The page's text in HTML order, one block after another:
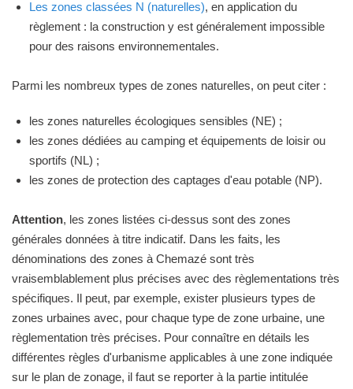
Les zones classées N (naturelles), en application du
règlement : la construction y est généralement impossible
pour des raisons environnementales.
Parmi les nombreux types de zones naturelles, on peut citer :
les zones naturelles écologiques sensibles (NE) ;
les zones dédiées au camping et équipements de loisir ou
sportifs (NL) ;
les zones de protection des captages d'eau potable (NP).
Attention, les zones listées ci-dessus sont des zones
générales données à titre indicatif. Dans les faits, les
dénominations des zones à Chemazé sont très
vraisemblablement plus précises avec des règlementations très
spécifiques. Il peut, par exemple, exister plusieurs types de
zones urbaines avec, pour chaque type de zone urbaine, une
règlementation très précises. Pour connaître en détails les
différentes règles d'urbanisme applicables à une zone indiquée
sur le plan de zonage, il faut se reporter à la partie intitulée